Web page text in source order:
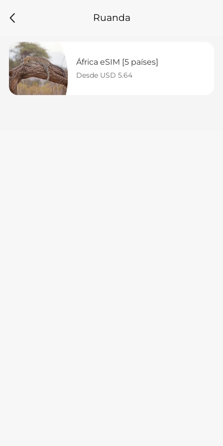
Ruanda
África eSIM [5 países]
Desde USD 5.64